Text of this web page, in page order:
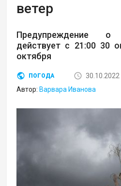
ветер
Предупреждение
действует с 21:00 30
октября
ПОГОДА
30.10.2022
Автор: Варвара Иванова